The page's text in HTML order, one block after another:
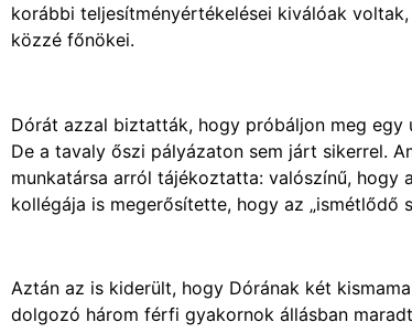
korábbi teljesítményértékelései kiválóak
közzé főnökei.
Dórát azzal biztatták, hogy próbáljon meg
De a tavaly őszi pályázaton sem járt sikerrel.
munkatársa arról tájékoztatta: valószínű, hogy
kollégája is megerősítette, hogy az „ismétlődő
Aztán az is kiderült, hogy Dórának két
dolgozó három férfi gyakornok állásban